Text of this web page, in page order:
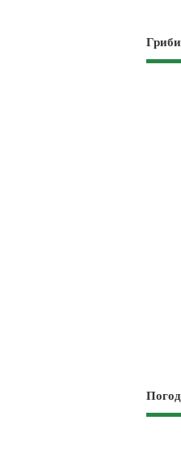
Гриби